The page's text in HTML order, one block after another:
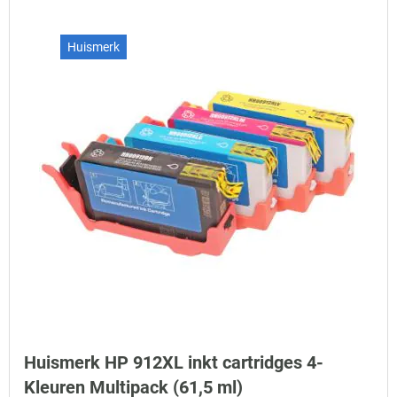
Huismerk
Huismerk HP 912XL inkt cartridges 4-
Kleuren Multipack (61,5 ml)